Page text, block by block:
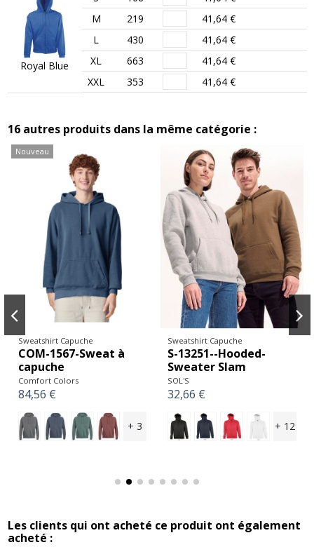
Royal Blue
M
219
41,64 €
L
430
41,64 €
XL
663
41,64 €
XXL
353 41,64 €
16 autres produits dans la même catégorie :
Nouveau
Sweatshirt Capuche
COM-1567-Sweat à
capuche
Comfort Colors
84,56 €
+ 3
Sweatshirt Capuche
S-13251--Hooded-
Sweater Slam
SOL'S
32,66 €
+ 12
Les clients qui ont acheté ce produit ont également
acheté :